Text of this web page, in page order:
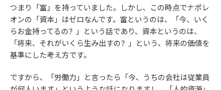
つまり「富」を持っていました。しかし、この時点でナポレ
オンの「資本」はゼロなんです。富というのは、「今、いく
らお金持ってるの？」という話であり、資本というのは、
「将来、それがいくら生み出すの？」という、将来の価値を
基準にした考え方です。
ですから、「労働力」と言ったら「今、うちの会社は従業員